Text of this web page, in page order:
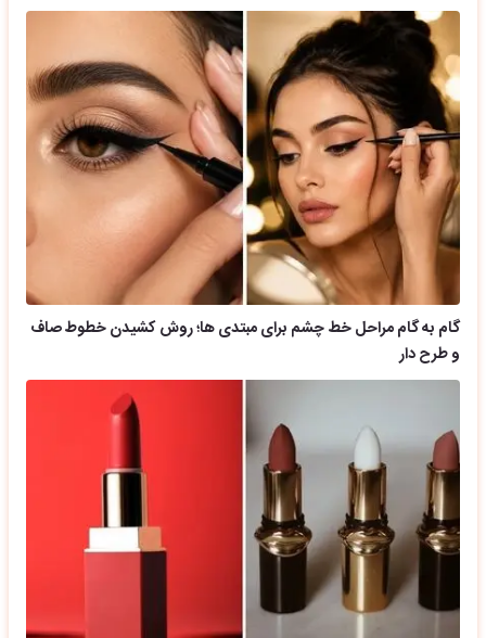
گام به گام مراحل خط چشم برای مبتدی ها؛ روش کشیدن خطوط صاف
و طرح دار